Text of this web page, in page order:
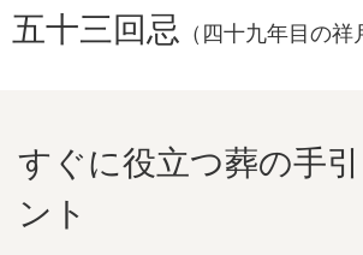
五十三回忌 （四十九年目の祥
すぐに役立つ葬の手
ント